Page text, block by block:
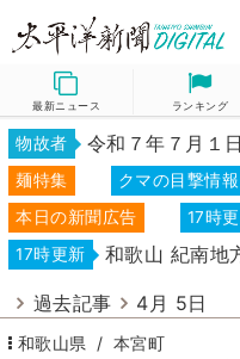
最新ニュース ランキング
物故者 令和７年７月１
麺特集 クマの目撃情
本日の新聞広告 17時
17時更新 和歌山 紀南地
過去記事 4月 5日
和歌山県 本宮町